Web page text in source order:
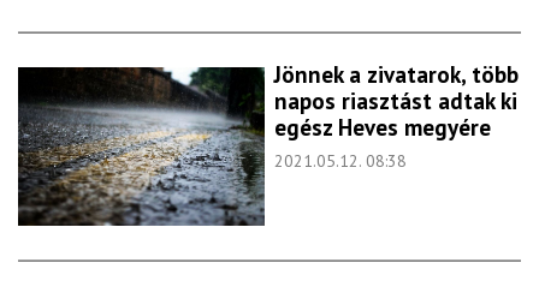
Jönnek a zivatarok, több
napos riasztást adtak ki
egész Heves megyére
2021.05.12. 08:38